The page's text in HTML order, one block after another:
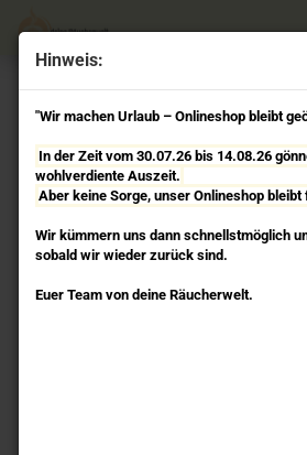
Hinweis:
"Wir machen Urlaub – Onlineshop bleibt
In der Zeit vom 30.07.26 bis 14.08.26
wohlverdiente Auszeit.
Aber keine Sorge, unser Onlineshop
Wir kümmern uns dann schnellstmöglich
sobald wir wieder zurück sind.
Euer Team von deine Räucherwelt.
« Erster « zurück weiter »
Letzter »
33Artikel in dieser Kategorie
Jasmin Organic - Masala
India